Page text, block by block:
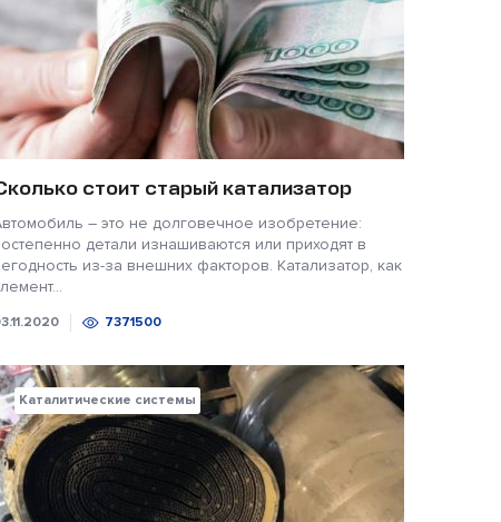
стоит старый катализатор
– это не долговечное изобретение:
детали изнашиваются или приходят в
из-за внешних факторов. Катализатор, как
7371500
Каталитические системы